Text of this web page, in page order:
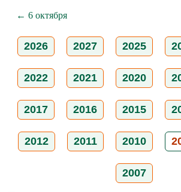
← 6 октября
2026 2027 2025
2022 2021 2020
2017 2016 2015
2012 2011 2010
2007